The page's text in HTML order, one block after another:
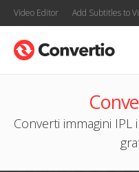
Video Editor Add Subtitles to
Converti immagini IPL